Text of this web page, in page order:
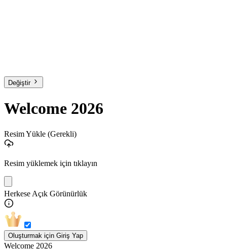
Değiştir
Welcome 2026
Resim Yükle (Gerekli)
Resim yüklemek için tıklayın
Herkese Açık Görünürlük
Oluşturmak için Giriş Yap
Welcome 2026